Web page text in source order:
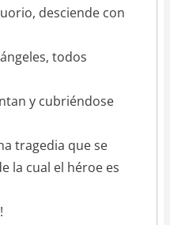
desciende con
todos
y cubriéndose
tragedia que se
la cual el héroe es